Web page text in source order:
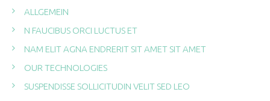
ALLGEMEIN
N FAUCIBUS ORCI LUCTUS ET
NAM ELIT AGNA ENDRERIT SIT AMET SIT AMET
OUR TECHNOLOGIES
SUSPENDISSE SOLLICITUDIN VELIT SED LEO